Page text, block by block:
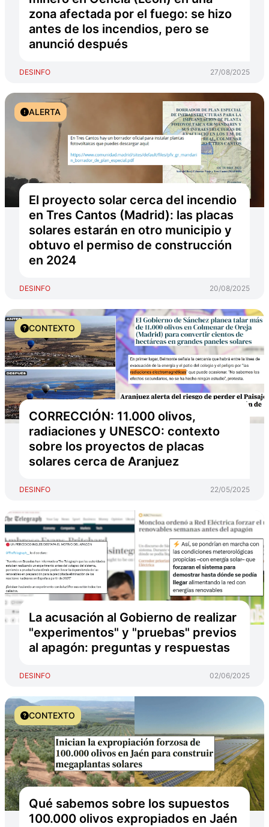
zona afectada por el fuego: se hizo
antes de los incendios, pero se
anunció después
DESINFO 27/08/2025
ALERTA
El proyecto solar cerca del incendio
en Tres Cantos (Madrid): las placas
solares estarán en otro municipio y
obtuvo el permiso de construcción
en 2024
DESINFO 20/08/2025
CONTEXTO
CORRECCIÓN: 11.000 olivos,
radiaciones y UNESCO: contexto
sobre los proyectos de placas
solares cerca de Aranjuez
DESINFO 22/05/2025
La acusación al Gobierno de realizar
"experimentos" y "pruebas" previos
al apagón: preguntas y respuestas
DESINFO 02/06/2025
CONTEXTO
Qué sabemos sobre los supuestos
100.000 olivos expropiados en Jaén